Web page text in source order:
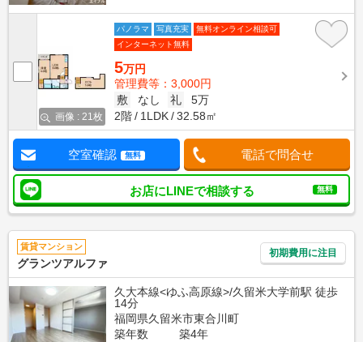
画像 : 21枚
パノラマ 写真充実
無料オンライン相談可
インターネット無料
5万円
管理費等：3,000円
敷
なし 礼
5万
2階
1LDK 32.58㎡
空室確認 無料 電話で問合せ
お店にLINEで相談する 無料
賃貸マンション
グランツアルファ
初期費用に注目
久大本線<ゆふ高原線>/久留米大学前駅 徒歩
14分
福岡県久留米市東合川町
築年数
築4年